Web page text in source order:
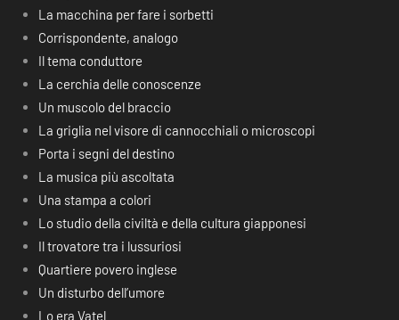
La macchina per fare i sorbetti
Corrispondente, analogo
Il tema conduttore
La cerchia delle conoscenze
Un muscolo del braccio
La griglia nel visore di cannocchiali o microscopi
Porta i segni del destino
La musica più ascoltata
Una stampa a colori
Lo studio della civiltà e della cultura giapponesi
Il trovatore tra i lussuriosi
Quartiere povero inglese
Un disturbo dell’umore
Lo era Vatel